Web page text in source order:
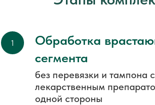
Обработка
сегмента
без перевязки и тампона с
лекарственным
одной стороны